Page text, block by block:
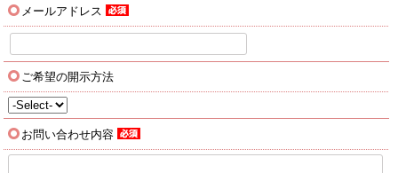
メールアドレス
ご希望の開示方法
お問い合わせ内容